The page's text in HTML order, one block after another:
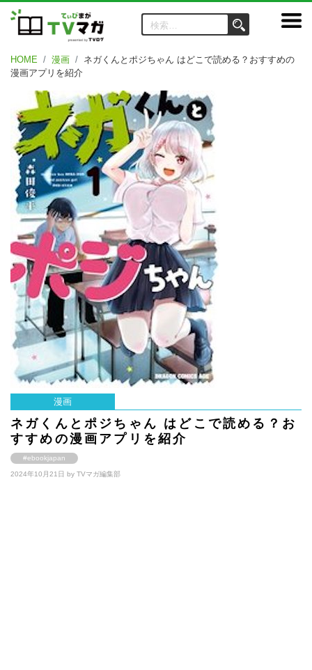
HOME 漫画
ネガくんとポジちゃん はどこで読める？おすすめの
漫画アプリを紹介
漫画
ネガくんとポジちゃん はどこで読める？お
すすめの漫画アプリを紹介
#ebookjapan
2024年10月21日 by TVマガ編集部